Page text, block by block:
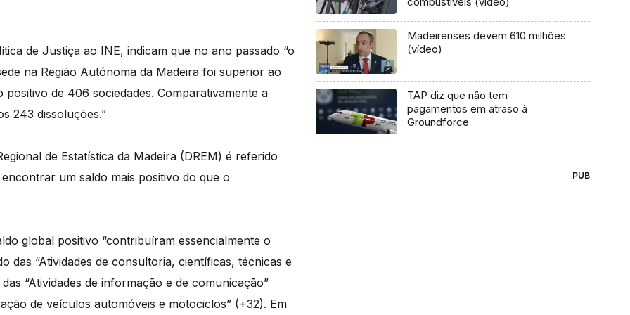
de Justiça ao INE, indicam que no ano passado “o
na Região Autónoma da Madeira foi superior ao
de 406 sociedades. Comparativamente a
243 dissoluções.”
de Estatística da Madeira (DREM) é referido
um saldo mais positivo do que o
global positivo “contribuíram essencialmente o
das “Atividades de consultoria, científicas, técnicas e
“Atividades de informação e de comunicação”
de veículos automóveis e motociclos” (+32). Em
Madeirenses devem 610 milhões
(vídeo)
TAP diz que não tem
pagamentos em atraso à
Groundforce
PUB